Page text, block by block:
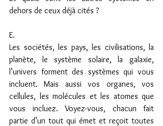
dehors de ceux déjà cités ?
E.
Les sociétés, les pays, les civilisations, la
planète, le système solaire, la galaxie,
l’univers forment des systèmes qui vous
incluent. Mais aussi vos organes, vos
cellules, les molécules et les atomes que
vous incluez. Voyez-vous, chacun fait
partie d’un tout qui émet et reçoit toutes